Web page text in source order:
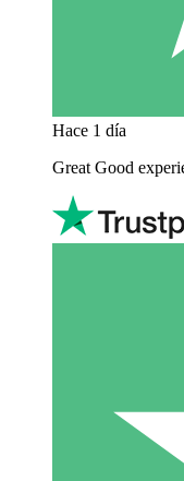
Hace 1 día
Great Good